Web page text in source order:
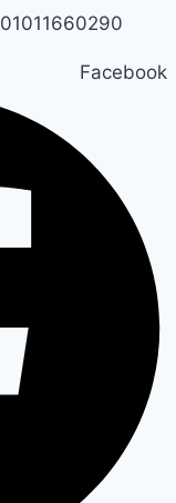
01011660290
Facebook